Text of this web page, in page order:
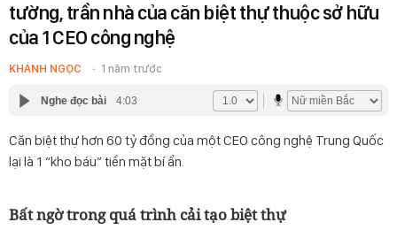
tường, trần nhà của căn biệt thự thuộc sở hữu
của 1 CEO công nghệ
KHÁNH NGỌC 1 năm trước
Nghe đọc bài 4:03
Căn biệt thự hơn 60 tỷ đồng của một CEO công nghệ Trung Quốc
lại là 1 “kho báu” tiền mặt bí ẩn.
Bất ngờ trong quá trình cải tạo biệt thự